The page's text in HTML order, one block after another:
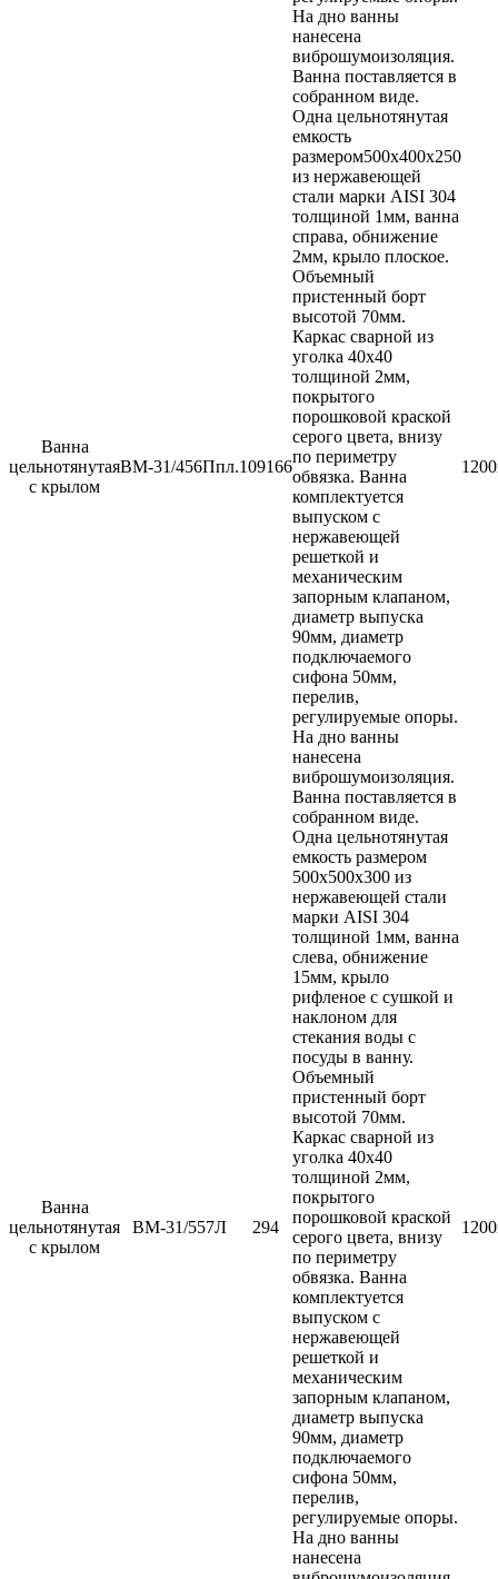
На дно ванны
нанесена
виброшумоизоляция.
Ванна поставляется в
собранном виде.
Ванна
цельнотянутая
с крылом
ВМ-31/456Ппл.109166
Одна цельнотянутая
емкость
размером500х400х250
из нержавеющей
стали марки AISI 304
толщиной 1мм, ванна
справа, обнижение
2мм, крыло плоское.
Объемный
пристенный борт
высотой 70мм.
Каркас сварной из
уголка 40х40
толщиной 2мм,
покрытого
порошковой краской
серого цвета, внизу
по периметру
обвязка. Ванна
комплектуется
выпуском с
нержавеющей
решеткой и
механическим
запорным клапаном,
диаметр выпуска
90мм, диаметр
подключаемого
сифона 50мм,
перелив,
регулируемые опоры.
На дно ванны
нанесена
виброшумоизоляция.
Ванна поставляется в
собранном виде.
Ванна
цельнотянутая
с крылом
ВМ-31/557Л 294
Одна цельнотянутая
емкость размером
500х500х300 из
нержавеющей стали
марки AISI 304
толщиной 1мм, ванна
слева, обнижение
15мм, крыло
рифленое с сушкой и
наклоном для
стекания воды с
посуды в ванну.
Объемный
пристенный борт
высотой 70мм.
Каркас сварной из
уголка 40х40
толщиной 2мм,
покрытого
порошковой краской
серого цвета, внизу
по периметру
обвязка. Ванна
комплектуется
выпуском с
нержавеющей
решеткой и
механическим
запорным клапаном,
диаметр выпуска
90мм, диаметр
подключаемого
сифона 50мм,
перелив,
регулируемые опоры.
На дно ванны
нанесена